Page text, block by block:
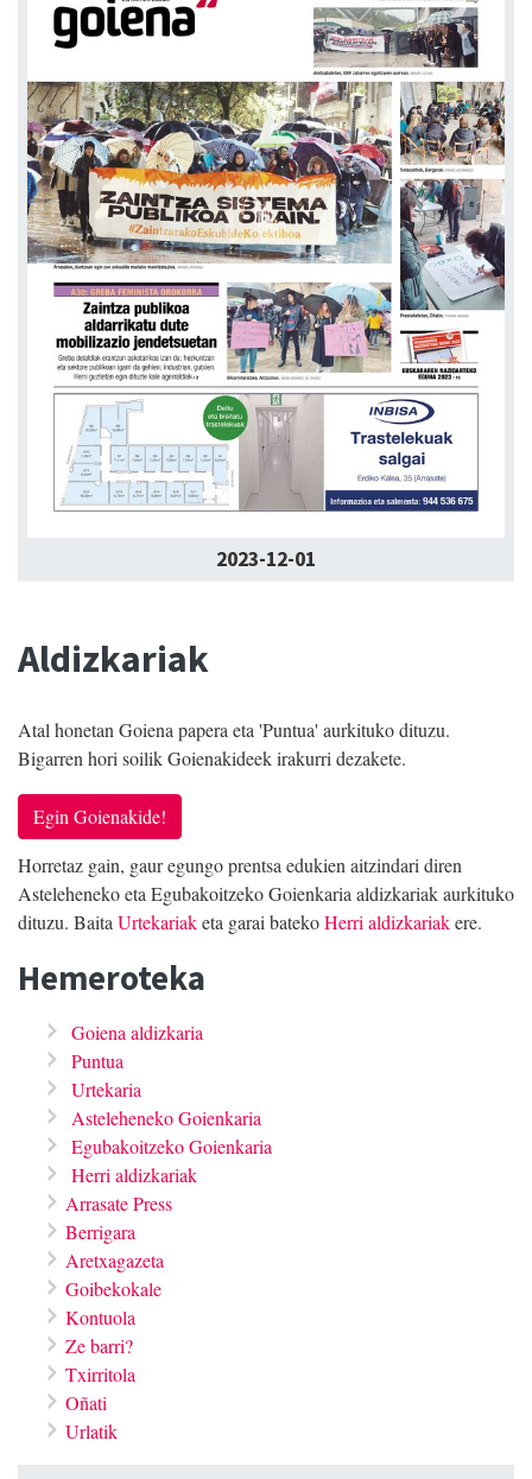
2023-12-01
Aldizkariak
Atal honetan Goiena papera eta 'Puntua' aurkituko dituzu.
Bigarren hori soilik Goienakideek irakurri dezakete.
Egin Goienakide!
Horretaz gain, gaur egungo prentsa edukien aitzindari diren
Asteleheneko eta Egubakoitzeko Goienkaria aldizkariak aurkituko
dituzu. Baita Urtekariaketa garai batekoHerri aldizkariakere.
Hemeroteka
Goiena aldizkaria
Puntua
Urtekaria
Asteleheneko Goienkaria
Egubakoitzeko Goienkaria
Herri aldizkariak
Arrasate Press
Berrigara
Aretxagazeta
Goibekokale
Kontuola
Ze barri?
Txirritola
Oñati
Urlatik